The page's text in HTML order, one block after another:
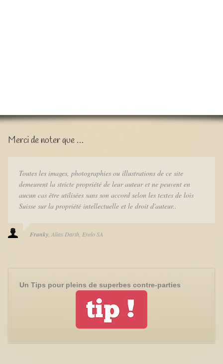
Merci de noter que …
Toutes les images, photographies ou illustrations de ce site
demeurent la stricte propriété de leur auteur et ne peuvent en
aucun cas être utilisées sans son accord selon les textes de lois
Suisse sur la propriété intellectuelle et le droit d'auteur..
Franky Alias Darth Eyelo SA
Un Tips pour pleins de superbes contre-parties